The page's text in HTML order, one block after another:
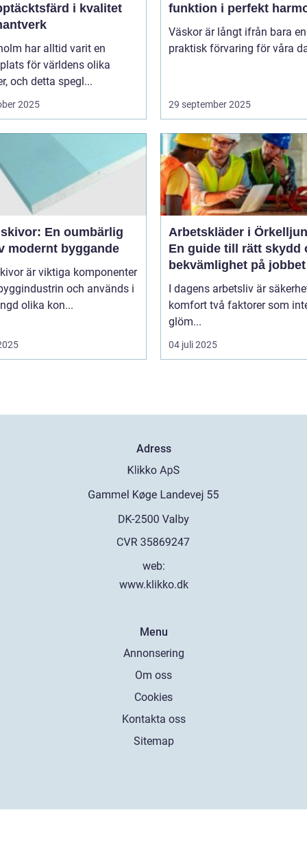
i kvalitet
har alltid varit en
för världens olika
och detta spegl...
2025
funktion i perfekt
Väskor är långt ifrån bara en
praktisk förvaring för våra
29 september 2025
En oumbärlig
modernt byggande
är viktiga komponenter
och används i
olika kon...
Arbetskläder i
En guide till rätt skydd
bekvämlighet på jobbet
I dagens arbetsliv är
komfort två faktorer som
glöm...
04 juli 2025
Adress
web:
www.klikko.dk
Menu
Annonsering
Om oss
Cookies
Kontakta oss
Sitemap